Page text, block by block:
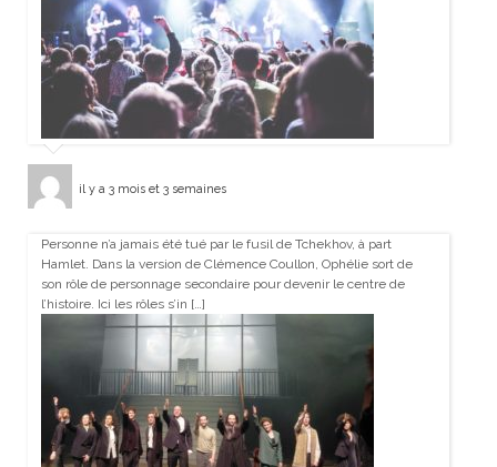
il y a 3 mois et 3 semaines
Personne n’a jamais été tué par le fusil de Tchekhov, à part
Hamlet. Dans la version de Clémence Coullon, Ophélie sort de
son rôle de personnage secondaire pour devenir le centre de
l’histoire. Ici les rôles s’in […]